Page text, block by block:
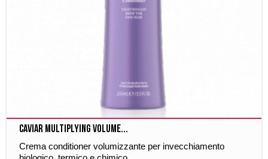
Caviar Multiplying Volume...
Crema conditioner volumizzante per invecchiamento